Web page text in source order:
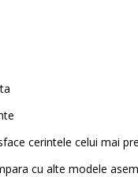
cerintele celui mai
cu alte modele